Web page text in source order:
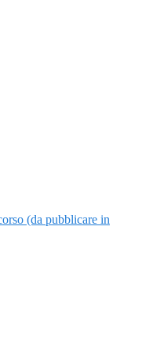
(da pubblicare in